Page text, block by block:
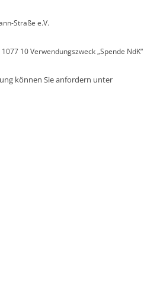
Straße e.V.
10 Verwendungszweck „Spende NdK“
können Sie anfordern unter